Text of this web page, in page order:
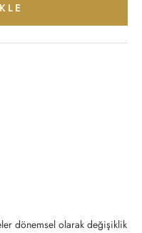
dönemsel olarak değişiklik